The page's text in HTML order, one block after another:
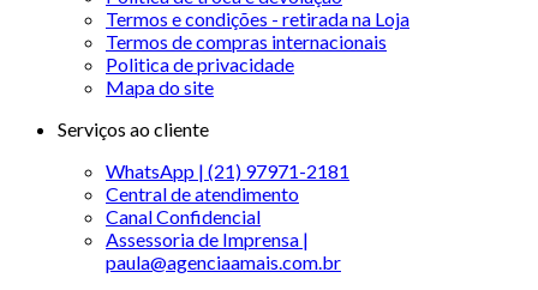
Termos e condições - retirada na Loja
Termos de compras internacionais
Politica de privacidade
Mapa do site
Serviços ao cliente
WhatsApp | (21) 97971-2181
Central de atendimento
Canal Confidencial
Assessoria de Imprensa |
paula@agenciaamais.com.br